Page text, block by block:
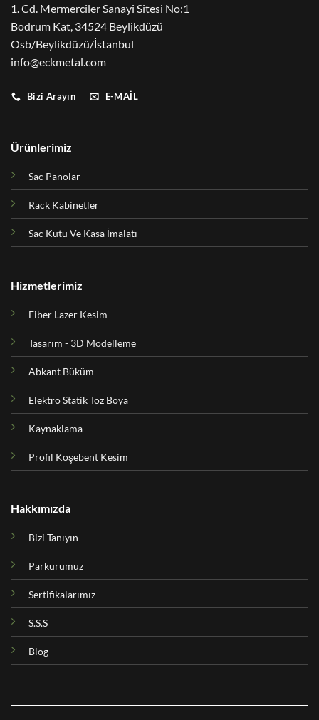
1. Cd. Mermerciler Sanayi Sitesi No:1
Bodrum Kat, 34524 Beylikdüzü
Osb/Beylikdüzü/İstanbul
info@eckmetal.com
Bizi Arayın E-MAIL
Ürünlerimiz
Sac Panolar
Rack Kabinetler
Sac Kutu Ve Kasa İmalatı
Hizmetlerimiz
Fiber Lazer Kesim
Tasarım - 3D Modelleme
Abkant Büküm
Elektro Statik Toz Boya
Kaynaklama
Profil Köşebent Kesim
Hakkımızda
Bizi Tanıyın
Parkurumuz
Sertifikalarımız
S.S.S
Blog